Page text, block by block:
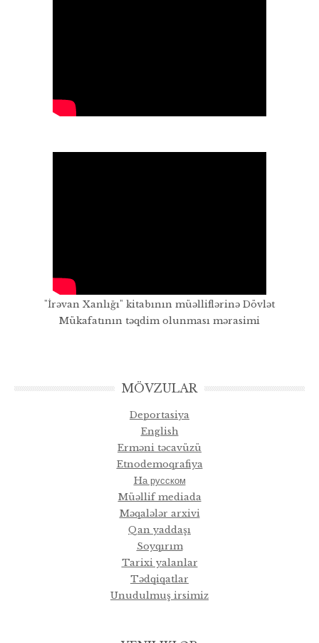
"İrəvan Xanlığı" kitabının müəlliflərinə Dövlət
Mükafatının təqdim olunması mərasimi
MÖVZULAR
Deportasiya
English
Erməni təcavüzü
Etnodemoqrafiya
Hа русском
Müəllif mediada
Məqalələr arxivi
Qan yaddaşı
Soyqırım
Tarixi yalanlar
Tədqiqatlar
Unudulmuş irsimiz